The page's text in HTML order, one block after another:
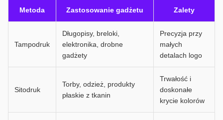
Metoda Zastosowanie gadżetu Zalety
Tampodruk
Długopisy, breloki,
elektronika, drobne
gadżety
Precyzja przy
małych
detalach logo
Sitodruk
Torby, odzież, produkty
płaskie z tkanin
Trwałość i
doskonałe
krycie kolorów